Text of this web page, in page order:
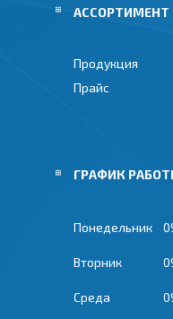
АССОРТИМЕНТ
Продукция
Прайс
ГРАФИК
Понедельник
Вторник
Среда